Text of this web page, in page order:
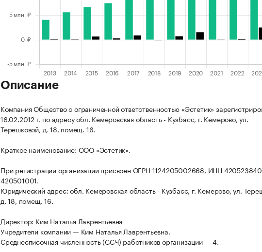
Описание
Компания Общество с ограниченной ответственностью «Эстетик»
16.02.2012 г. по адресу обл. Кемеровская область - Кузбасс, г. Кемерово, ул.
Терешковой, д. 18, помещ. 16.
Краткое наименование: ООО «Эстетик».
При регистрации организации присвоен ОГРН 1124205002668, ИНН
420501001.
Юридический адрес: обл. Кемеровская область - Кузбасс, г. Кемерово, ул.
д. 18, помещ. 16.
Директор: Ким Наталья Лаврентьевна
Учредители компании — Ким Наталья Лаврентьевна.
Среднесписочная численность (ССЧ) работников организации — 4.